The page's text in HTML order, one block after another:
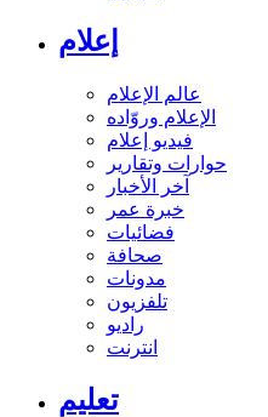
إعلام
عالم الإعلام
الإعلام وروّاده
فيديو إعلام
حوارات وتقارير
آخر الأخبار
خبرة عمر
فضائيات
صحافة
مدونات
تلفزيون
راديو
انترنت
تعليم